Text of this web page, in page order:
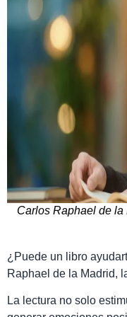
Carlos Raphael de
¿Puede un libro
Raphael de la Madrid,
La lectura no solo